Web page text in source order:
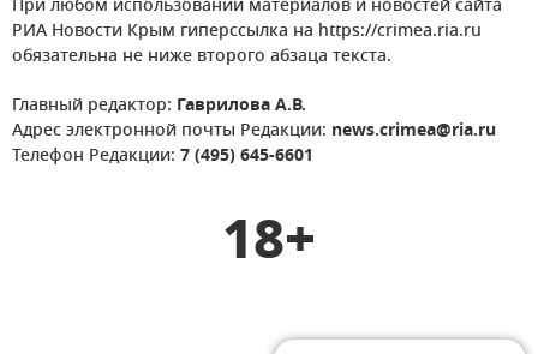
При любом использовании материалов и новостей сайта
РИА Новости Крым гиперссылка на https://crimea.ria.ru
обязательна не ниже второго абзаца текста.
Главный редактор: Гаврилова А.В.
Адрес электронной почты Редакции: news.crimea@ria.ru
Телефон Редакции: 7 (495) 645-6601
18+